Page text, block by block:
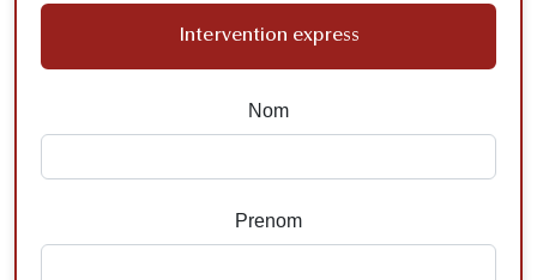
Intervention express
Nom
Prenom